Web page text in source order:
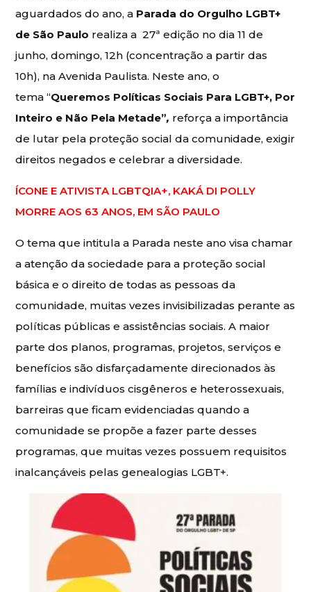
aguardados do ano, a Parada do Orgulho LGBT+
de São Paulo realiza a 27ª edição no dia 11 de
junho, domingo, 12h (concentração a partir das
10h), na Avenida Paulista. Neste ano, o
tema “Queremos Políticas Sociais Para LGBT+, Por
Inteiro e Não Pela Metade”, reforça a importância
de lutar pela proteção social da comunidade, exigir
direitos negados e celebrar a diversidade.
ÍCONE E ATIVISTA LGBTQIA+, KAKÁ DI POLLY
MORRE AOS 63 ANOS, EM SÃO PAULO
O tema que intitula a Parada neste ano visa chamar
a atenção da sociedade para a proteção social
básica e o direito de todas as pessoas da
comunidade, muitas vezes invisibilizadas perante as
políticas públicas e assistências sociais. A maior
parte dos planos, programas, projetos, serviços e
benefícios são disfarçadamente direcionados às
famílias e indivíduos cisgêneros e heterossexuais,
barreiras que ficam evidenciadas quando a
comunidade se propõe a fazer parte desses
programas, que muitas vezes possuem requisitos
inalcançáveis pelas genealogias LGBT+.